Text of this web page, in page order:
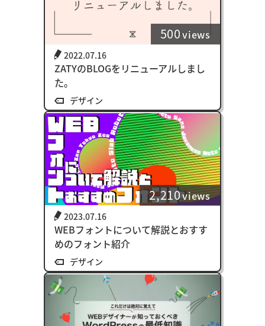
500views
2022.07.16
ZATYのBLOGをリニューアルしまし
た。
デザイン
2,210views
2023.07.16
WEBフォントについて解説とおすす
めのフォント紹介
デザイン